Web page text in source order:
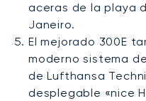
aceras de la playa
Janeiro.
El mejorado 300E
moderno sistema
de Lufthansa
desplegable «nice